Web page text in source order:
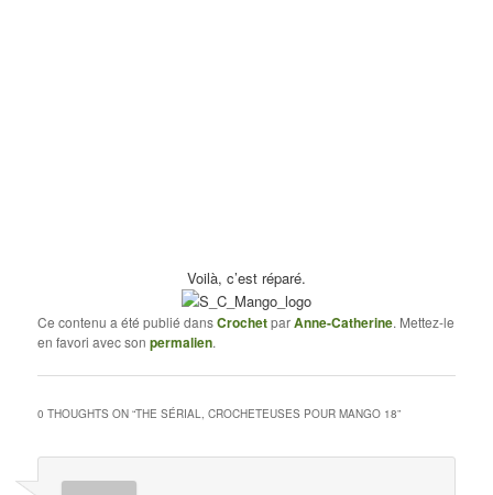
Voilà, c’est réparé.
Ce contenu a été publié dansCrochetparAnne-Catherine. Mettez-le
en favori avec sonpermalien.
0 THOUGHTS ON “THE SÉRIAL, CROCHETEUSES POUR MANGO 18”